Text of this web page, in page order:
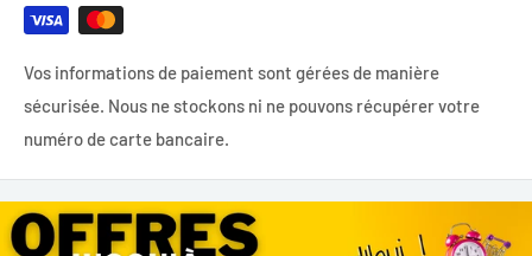
Vos informations de paiement sont gérées de manière
sécurisée. Nous ne stockons ni ne pouvons récupérer votre
numéro de carte bancaire.